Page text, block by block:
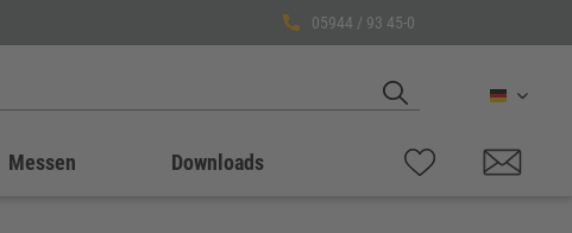
05944 / 93 45-0
Deutsch
Messen Downloads